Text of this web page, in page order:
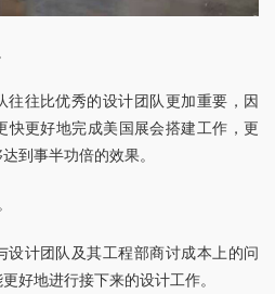
往往比优秀的设计团队更加重要，因
快更好地完成美国展会搭建工作，更
到事半功倍的效果。
设计团队及其工程部商讨成本上的问
好地进行接下来的设计工作。